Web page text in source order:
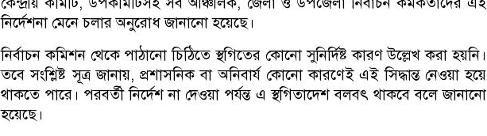
নির্দেশনা মেনে চলার অনুরোধ জানানো হয়েছে।
নির্বাচন কমিশন থেকে পাঠানো চিঠিতে স্থগিতের কোনো সুনির্দিষ্ট কারণ উল্লেখ করা হয়নি।
তবে সংশ্লিষ্ট সূত্র জানায়, প্রশাসনিক বা অনিবার্য কোনো কারণেই এই সিদ্ধান্ত নেওয়া হয়ে
থাকতে পারে। পরবর্তী নির্দেশ না দেওয়া পর্যন্ত এ স্থগিতাদেশ বলবৎ থাকবে বলে জানানো
হয়েছে।